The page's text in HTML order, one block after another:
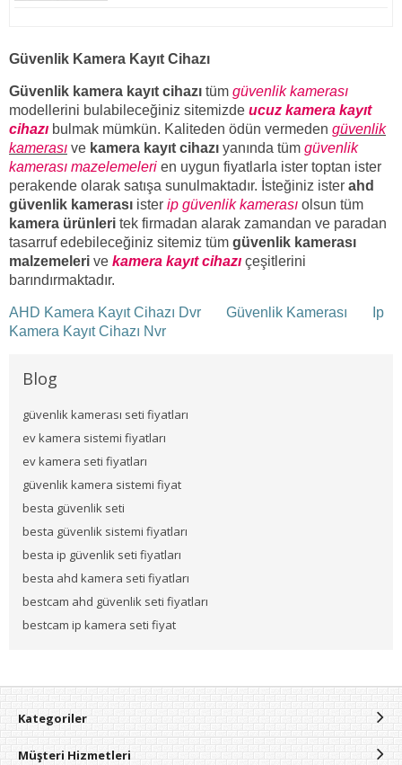
Güvenlik Kamera Kayıt Cihazı
Güvenlik kamera kayıt cihazı tüm güvenlik kamerası
modellerini bulabileceğiniz sitemizde ucuz kamera kayıt
cihazı bulmak mümkün. Kaliteden ödün vermeden güvenlik
kamerası ve kamera kayıt cihazı yanında tüm güvenlik
kamerası mazelemeleri en uygun fiyatlarla ister toptan ister
perakende olarak satışa sunulmaktadır. İsteğiniz ister ahd
güvenlik kamerası ister ip güvenlik kamerası olsun tüm
kamera ürünleri tek firmadan alarak zamandan ve paradan
tasarruf edebileceğiniz sitemiz tüm güvenlik kamerası
malzemeleri ve kamera kayıt cihazı çeşitlerini
barındırmaktadır.
AHD Kamera Kayıt Cihazı Dvr Güvenlik Kamerası
Ip
Kamera Kayıt Cihazı Nvr
Blog
güvenlik kamerası seti fiyatları
ev kamera sistemi fiyatları
ev kamera seti fiyatları
güvenlik kamera sistemi fiyat
besta güvenlik seti
besta güvenlik sistemi fiyatları
besta ip güvenlik seti fiyatları
besta ahd kamera seti fiyatları
bestcam ahd güvenlik seti fiyatları
bestcam ip kamera seti fiyat
Kategoriler
Müşteri Hizmetleri